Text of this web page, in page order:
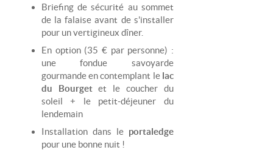
Briefing de sécurité au sommet
de la falaise avant de s'installer
pour un vertigineux dîner.
En option (35 € par personne) :
une fondue savoyarde
gourmande en contemplant lelac
du Bourgetet le coucher du
soleil + le petit-déjeuner du
lendemain
Installation dans le portaledge
pour une bonne nuit !